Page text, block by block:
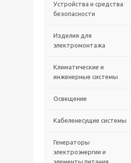
Устройства и средства
безопасности
Изделия для
электромонтажа
Климатические и
инженерные системы
Освещение
Кабеленесущие системы
Генераторы
электроэнергии и
элементы питания